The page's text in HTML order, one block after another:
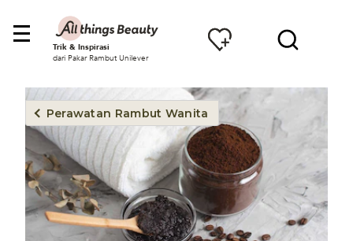
Trik & Inspirasi
dari Pakar Rambut Unilever
Perawatan Rambut Wanita